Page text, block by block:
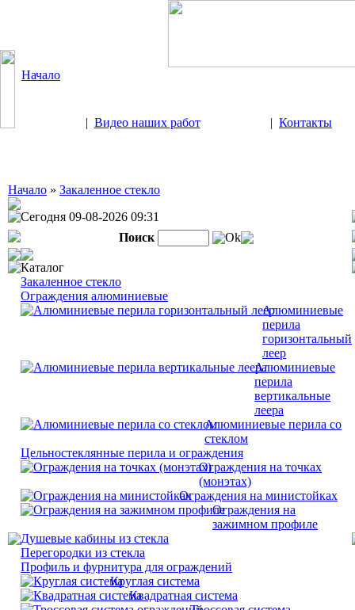
Начало
| Видео наших работ | Контакты
Начало » Закаленное стекло
Сегодня 09-08-2026 09:31
Поиск
Ok
Каталог
Закаленное стекло
Ограждения алюминиевые
Алюминиевые
перила
горизонтальный
леер
Алюминиевые
перила
вертикальные
леера
Алюминиевые перила со
стеклом
Цельностеклянные перила и ограждения
Ограждения на точках
(монэтах)
Ограждения на министойках
Ограждения на
зажимном профиле
Душевые кабины из стекла
Перегородки из стекла
Профиль и фурнитура для ограждений
Круглая система
Квадратная система